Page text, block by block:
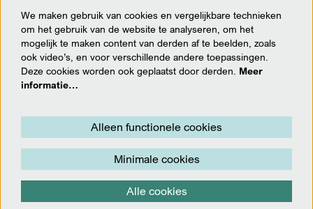
meld je hier aan voor de nieuwsbrief
Aanmelden
Deze site wordt beschermd door reCAPTCHA, dataverwerking gebeurt in overeenstemming met deCloud Data
We maken gebruik van cookies en vergelijkbare technieken
om het gebruik van de website te analyseren, om het
mogelijk te maken content van derden af te beelden, zoals
ook video’s, en voor verschillende andere toepassingen.
Deze cookies worden ook geplaatst door derden. Meer
informatie…
Alleen functionele cookies
Minimale cookies
Alle cookies